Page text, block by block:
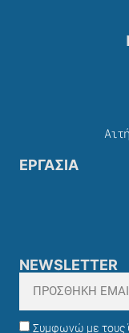
ΕΡΓΑΣΙΑ
NEWSLETTER
Συμφωνώ με τους